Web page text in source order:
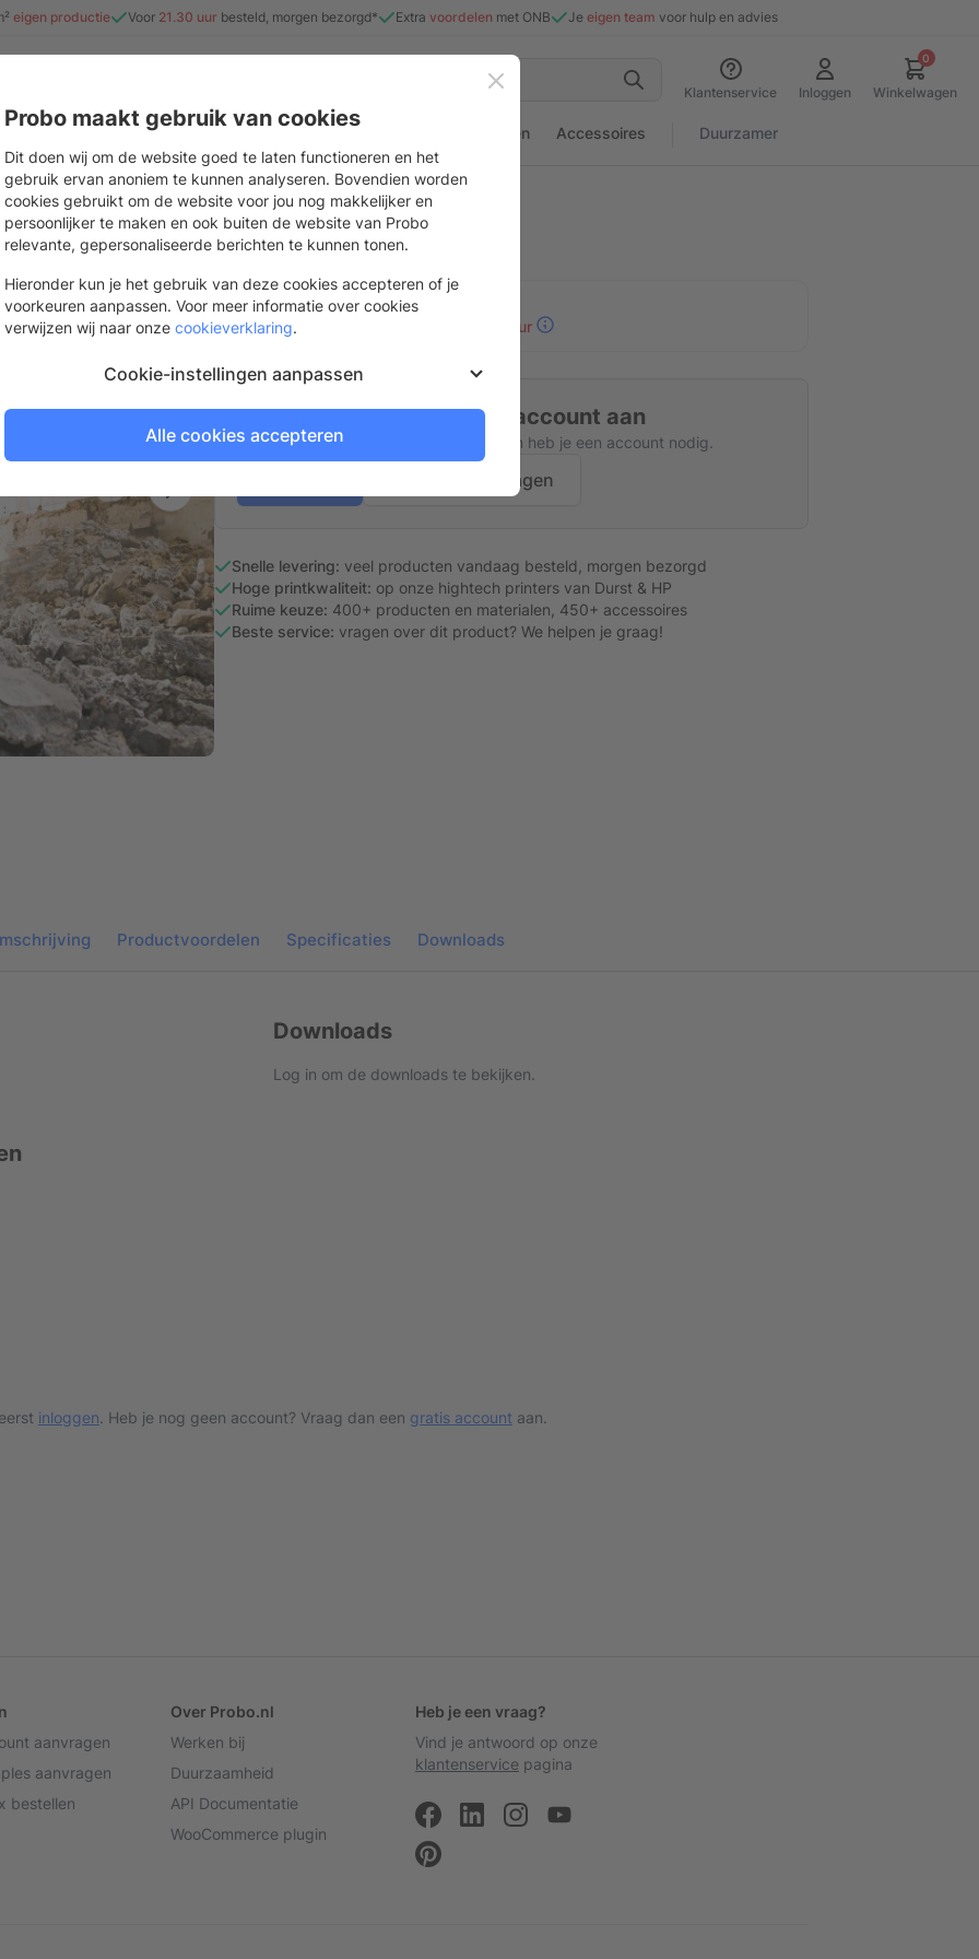
eigen productie Voor21.30 uur besteld, morgen bezorgd* Extra voordelen met ONB Je eigen team voor hulp en advies
Klantenservice
0
Winkelwagen
Inloggen
Beurs & evenement Interieur Stickers & drukwerk Materialen Accessoires Duurzamer
Test Product Koen
De volgende dag bezorgd
Bestel op werkdagen voor
21.30 uur
Log in of vraag een gratis account aan
Om te bestellen en je prijzen te bekijken heb je een account nodig.
Account aanvragen
Snelle levering: veel producten vandaag besteld, morgen bezorgd
Hoge printkwaliteit: op onze hightech printers van Durst & HP
Ruime keuze: 400+ producten en materialen, 450+ accessoires
Beste service: vragen over dit product? We helpen je graag!
Productvoordelen Specificaties Downloads
Downloads
Log in om de downloads te bekijken.
inloggen. Heb je nog geen account? Vraag dan een gratis account aan.
aanvragen
aanvragen
bestellen
Over Probo.nl
Werken bij
Duurzaamheid
API Documentatie
WooCommerce plugin
Heb je een vraag?
Vind je antwoord op onze
klantenservice pagina
Sluiten
Probo maakt gebruik van cookies
Dit doen wij om de website goed te laten functioneren en het
gebruik ervan anoniem te kunnen analyseren. Bovendien worden
cookies gebruikt om de website voor jou nog makkelijker en
persoonlijker te maken en ook buiten de website van Probo
relevante, gepersonaliseerde berichten te kunnen tonen.
Hieronder kun je het gebruik van deze cookies accepteren of je
voorkeuren aanpassen. Voor meer informatie over cookies
verwijzen wij naar onze cookieverklaring.
Cookie-instellingen aanpassen
Alle cookies accepteren